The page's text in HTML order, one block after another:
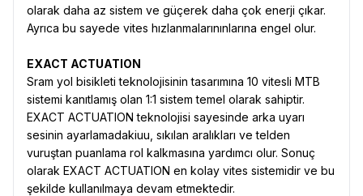
olarak daha az sistem ve güçerek daha çok enerji çıkar.
Ayrıca bu sayede vites hızlanmalarınınlarına engel olur.
EXACT ACTUATION
Sram yol bisikleti teknolojisinin tasarımına 10 vitesli MTB
sistemi kanıtlamış olan 1:1 sistem temel olarak sahiptir.
EXACT ACTUATION teknolojisi sayesinde arka uyarı
sesinin ayarlamadakiuu, sıkılan aralıkları ve telden
vuruştan puanlama rol kalkmasına yardımcı olur. Sonuç
olarak EXACT ACTUATION en kolay vites sistemidir ve bu
şekilde kullanılmaya devam etmektedir.